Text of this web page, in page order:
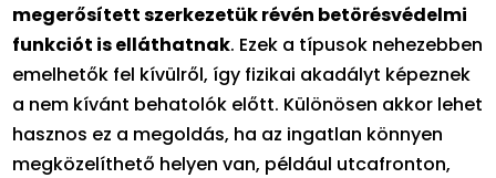
megerősített szerkezetük révén betörésvédelmi
funkciót is elláthatnak. Ezek a típusok nehezebben
emelhetők fel kívülről, így fizikai akadályt képeznek
a nem kívánt behatolók előtt. Különösen akkor lehet
hasznos ez a megoldás, ha az ingatlan könnyen
megközelíthető helyen van, például utcafronton,